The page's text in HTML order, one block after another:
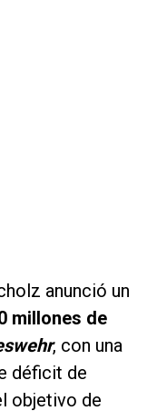
anunció un
millones de
, con una
déficit de
objetivo de